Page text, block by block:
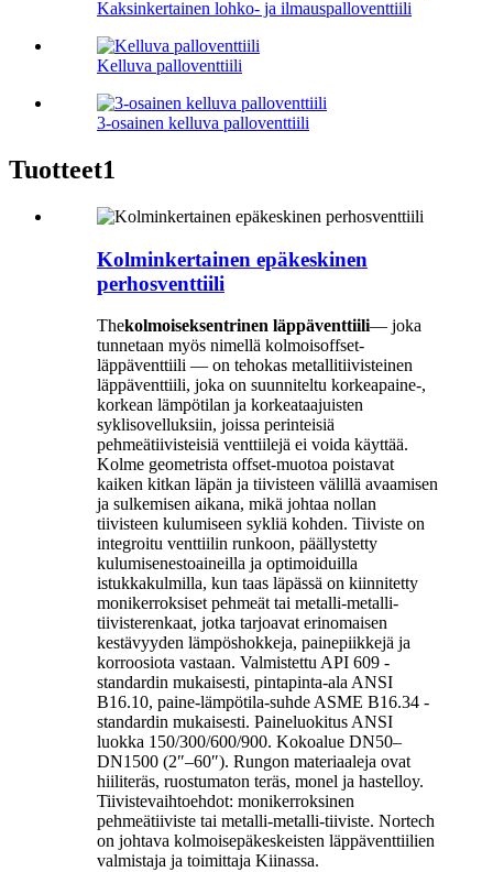
Kaksinkertainen lohko- ja ilmauspalloventtiili
Kelluva palloventtiili
3-osainen kelluva palloventtiili
Tuotteet1
Kolminkertainen epäkeskinen
perhosventtiili
Thekolmoiseksentrinen läppäventtiili— joka
tunnetaan myös nimellä kolmoisoffset-
läppäventtiili — on tehokas metallitiivisteinen
läppäventtiili, joka on suunniteltu korkeapaine-,
korkean lämpötilan ja korkeataajuisten
syklisovelluksiin, joissa perinteisiä
pehmeätiivisteisiä venttiilejä ei voida käyttää.
Kolme geometrista offset-muotoa poistavat
kaiken kitkan läpän ja tiivisteen välillä avaamisen
ja sulkemisen aikana, mikä johtaa nollan
tiivisteen kulumiseen sykliä kohden. Tiiviste on
integroitu venttiilin runkoon, päällystetty
kulumisenestoaineilla ja optimoiduilla
istukkakulmilla, kun taas läpässä on kiinnitetty
monikerroksiset pehmeät tai metalli-metalli-
tiivisterenkaat, jotka tarjoavat erinomaisen
kestävyyden lämpöshokkeja, painepiikkejä ja
korroosiota vastaan. Valmistettu API 609 -
standardin mukaisesti, pintapinta-ala ANSI
B16.10, paine-lämpötila-suhde ASME B16.34 -
standardin mukaisesti. Paineluokitus ANSI
luokka 150/300/600/900. Kokoalue DN50–
DN1500 (2″–60″). Rungon materiaaleja ovat
hiiliteräs, ruostumaton teräs, monel ja hastelloy.
Tiivistevaihtoehdot: monikerroksinen
pehmeätiiviste tai metalli-metalli-tiiviste. Nortech
on johtava kolmoisepäkeskeisten läppäventtiilien
valmistaja ja toimittaja Kiinassa.